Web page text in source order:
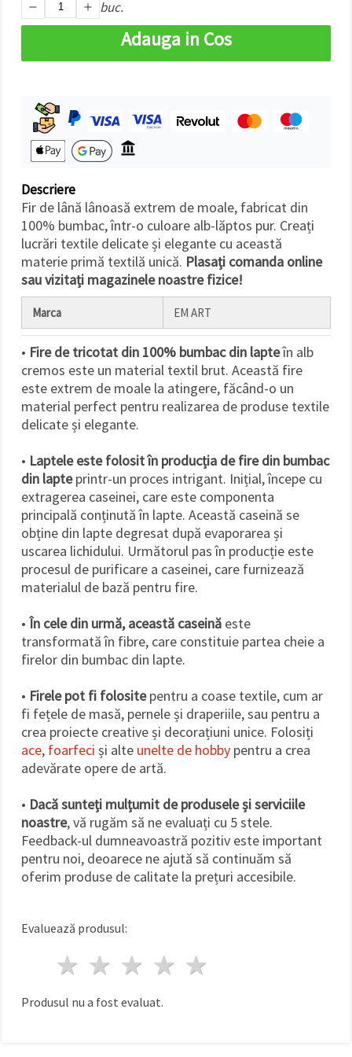
făcând clic
pe butonul
"Salvați"
Setări
buc.
Adauga in Cos
Descriere
Fir de lână lânoasă extrem de moale, fabricat din
100% bumbac, într-o culoare alb-lăptos pur. Creați
lucrări textile delicate și elegante cu această
materie primă textilă unică. Plasați comanda online
sau vizitați magazinele noastre fizice!
Marca EM ART
• Fire de tricotat din 100% bumbac din lapteîn alb
cremos este un material textil brut. Această fire
este extrem de moale la atingere, făcând-o un
material perfect pentru realizarea de produse textile
delicate și elegante.
• Laptele este folosit în producția de fire din bumbac
din lapteprintr-un proces intrigant. Inițial, începe cu
extragerea caseinei, care este componenta
principală conținută în lapte. Această caseină se
obține din lapte degresat după evaporarea și
uscarea lichidului. Următorul pas în producție este
procesul de purificare a caseinei, care furnizează
materialul de bază pentru fire.
• În cele din urmă, această caseină este
transformată în fibre, care constituie partea cheie a
firelor din bumbac din lapte.
• Firele pot fi folositepentru a coase textile, cum ar
fi fețele de masă, pernele și draperiile, sau pentru a
crea proiecte creative și decorațiuni unice. Folosiți
ace, foarfeci și alte unelte de hobby pentru a crea
adevărate opere de artă.
• Dacă sunteți mulțumit de produsele și serviciile
noastre, vă rugăm să ne evaluați cu 5 stele.
Feedback-ul dumneavoastră pozitiv este important
pentru noi, deoarece ne ajută să continuăm să
oferim produse de calitate la prețuri accesibile.
Evaluează produsul:
4 stele
3 stele
2 stele
1 stea
Produsul nu a fost evaluat.